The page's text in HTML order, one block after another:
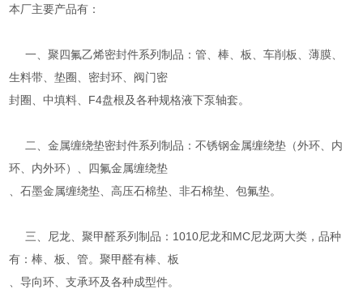
本厂主要产品有：
一、聚四氟乙烯密封件系列制品：管、棒、板、车削板、薄膜、
生料带、垫圈、密封环、阀门密
封圈、中填料、F4盘根及各种规格液下泵轴套。
二、金属缠绕垫密封件系列制品：不锈钢金属缠绕垫（外环、内
环、内外环）、四氟金属缠绕垫
、石墨金属缠绕垫、高压石棉垫、非石棉垫、包氟垫。
三、尼龙、聚甲醛系列制品：1010尼龙和MC尼龙两大类，品种
有：棒、板、管。聚甲醛有棒、板
、导向环、支承环及各种成型件。